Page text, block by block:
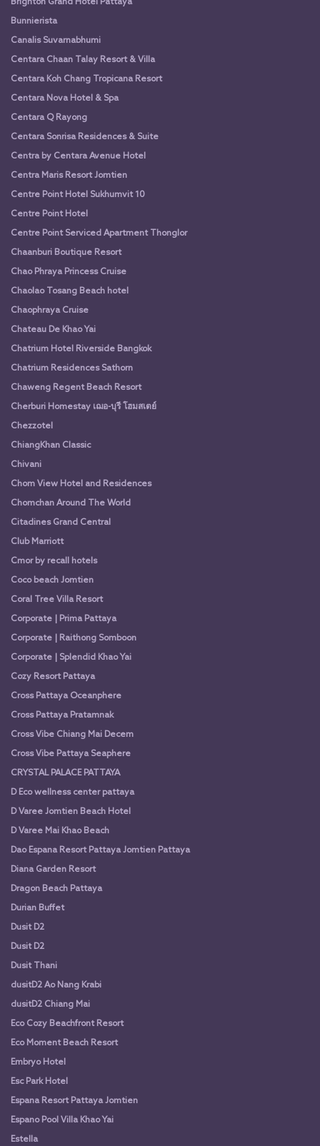
Brighton Grand Hotel Pattaya
Bunnierista
Canalis Suvarnabhumi
Centara Chaan Talay Resort & Villa
Centara Koh Chang Tropicana Resort
Centara Nova Hotel & Spa
Centara Q Rayong
Centara Sonrisa Residences & Suite
Centra by Centara Avenue Hotel
Centra Maris Resort Jomtien
Centre Point Hotel Sukhumvit 10
Centre Point Hotel
Centre Point Serviced Apartment Thonglor
Chaanburi Boutique Resort
Chao Phraya Princess Cruise
Chaolao Tosang Beach hotel
Chaophraya Cruise
Chateau De Khao Yai
Chatrium Hotel Riverside Bangkok
Chatrium Residences Sathorn
Chaweng Regent Beach Resort
Cherburi Homestay เฌอ-บุรี โฮมสเตย์
Chezzotel
ChiangKhan Classic
Chivani
Chom View Hotel and Residences
Chomchan Around The World
Citadines Grand Central
Club Marriott
Cmor by recall hotels
Coco beach Jomtien
Coral Tree Villa Resort
Corporate | Prima Pattaya
Corporate | Raithong Somboon
Corporate | Splendid Khao Yai
Cozy Resort Pattaya
Cross Pattaya Oceanphere
Cross Pattaya Pratamnak
Cross Vibe Chiang Mai Decem
Cross Vibe Pattaya Seaphere
CRYSTAL PALACE PATTAYA
D Eco wellness center pattaya
D Varee Jomtien Beach Hotel
D Varee Mai Khao Beach
Dao Espana Resort Pattaya Jomtien Pattaya
Diana Garden Resort
Dragon Beach Pattaya
Durian Buffet
Dusit D2
Dusit D2
Dusit Thani
dusitD2 Ao Nang Krabi
dusitD2 Chiang Mai
Eco Cozy Beachfront Resort
Eco Moment Beach Resort
Embryo Hotel
Esc Park Hotel
Espana Resort Pattaya Jomtien
Espano Pool Villa Khao Yai
Estella